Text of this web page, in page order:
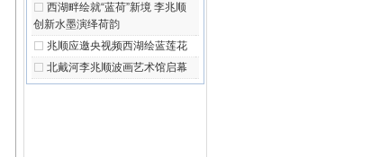
西湖畔绘就“蓝荷”新境 李兆顺
创新水墨演绎荷韵
兆顺应邀央视频西湖绘蓝莲花
北戴河李兆顺波画艺术馆启幕